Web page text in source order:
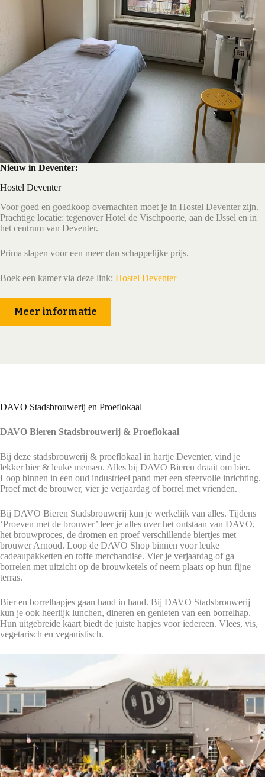
Nieuw in Deventer:
Hostel Deventer
Voor goed en goedkoop overnachten moet je in Hostel Deventer zijn.
Prachtige locatie: tegenover Hotel de Vischpoorte, aan de IJssel en in
het centrum van Deventer.
Prima slapen voor een meer dan schappelijke prijs.
Boek een kamer via deze link: Hostel Deventer
Meer informatie
DAVO Stadsbrouwerij en Proeflokaal
DAVO Bieren Stadsbrouwerij & Proeflokaal
Bij deze stadsbrouwerij & proeflokaal in hartje Deventer, vind je
lekker bier & leuke mensen. Alles bij DAVO Bieren draait om bier.
Loop binnen in een oud industrieel pand met een sfeervolle inrichting.
Proef met de brouwer, vier je verjaardag of borrel met vrienden.
Bij DAVO Bieren Stadsbrouwerij kun je werkelijk van alles. Tijdens
‘Proeven met de brouwer’ leer je alles over het ontstaan van DAVO,
het brouwproces, de dromen en proef verschillende biertjes met
brouwer Arnoud. Loop de DAVO Shop binnen voor leuke
cadeaupakketten en toffe merchandise. Vier je verjaardag of ga
borrelen met uitzicht op de brouwketels of neem plaats op hun fijne
terras.
Bier en borrelhapjes gaan hand in hand. Bij DAVO Stadsbrouwerij
kun je ook heerlijk lunchen, dineren en genieten van een borrelhap.
Hun uitgebreide kaart biedt de juiste hapjes voor iedereen. Vlees, vis,
vegetarisch en veganistisch.